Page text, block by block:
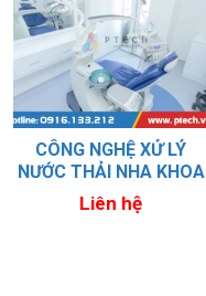
CÔNG NGHỆ XỬ LÝ
NƯỚC THẢI NHA KHOA
Liên hệ